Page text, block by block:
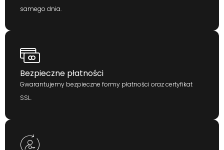
samego dnia.
Bezpieczne płatności
Gwarantujemy bezpieczne formy płatności oraz certyfikat
SSL.